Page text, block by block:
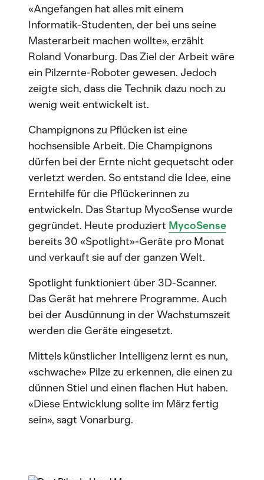
«Angefangen hat alles mit einem
Informatik-Studenten, der bei uns seine
Masterarbeit machen wollte», erzählt
Roland Vonarburg. Das Ziel der Arbeit wäre
ein Pilzernte-Roboter gewesen. Jedoch
zeigte sich, dass die Technik dazu noch zu
wenig weit entwickelt ist.
Champignons zu Pflücken ist eine
hochsensible Arbeit. Die Champignons
dürfen bei der Ernte nicht gequetscht oder
verletzt werden. So entstand die Idee, eine
Erntehilfe für die Pflückerinnen zu
entwickeln. Das Startup MycoSense wurde
gegründet. Heute produziert MycoSense
bereits 30 «Spotlight»-Geräte pro Monat
und verkauft sie auf der ganzen Welt.
Spotlight funktioniert über 3D-Scanner.
Das Gerät hat mehrere Programme. Auch
bei der Ausdünnung in der Wachstumszeit
werden die Geräte eingesetzt.
Mittels künstlicher Intelligenz lernt es nun,
«schwache» Pilze zu erkennen, die einen zu
dünnen Stiel und einen flachen Hut haben.
«Diese Entwicklung sollte im März fertig
sein», sagt Vonarburg.